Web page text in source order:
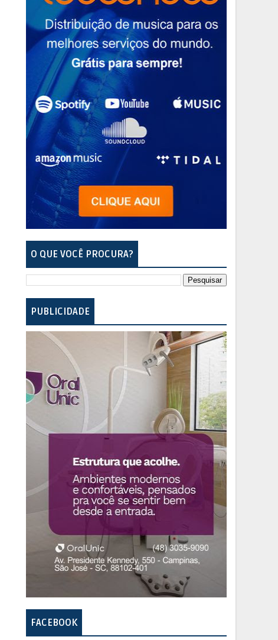
O QUE VOCÊ PROCURA?
PUBLICIDADE
FACEBOOK